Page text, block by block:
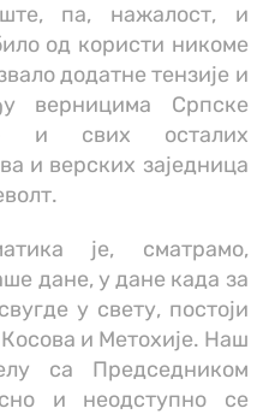
па, нажалост, и
од користи никоме
додатне тензије и
верницима Српске
и свих осталих
и верских заједница
је, сматрамо,
дане, у дане када за
у свету, постоји
и Метохије. Наш
са Председником
и неодступно се